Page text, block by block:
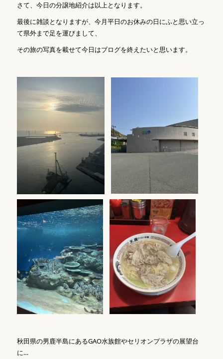
さて、今日の分譲地紹介は以上となります。
最後に雑談となりますが、今月平日のお休みの日にふと思い立っ
て県外まで足を運びまして、
その旅の写真を載せて今日はブログを終えたいと思います。
秋田県の男鹿半島にあるGAO水族館やセリオンプラザの展望台
に…